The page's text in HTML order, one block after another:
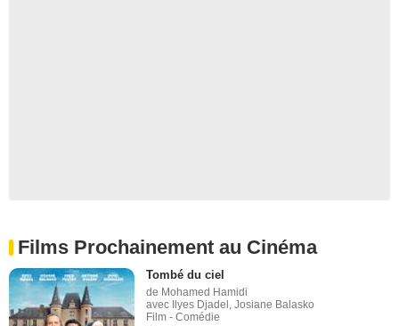
Films Prochainement au Cinéma
Tombé du ciel
de Mohamed Hamidi
avec Ilyes Djadel, Josiane Balasko
Film - Comédie